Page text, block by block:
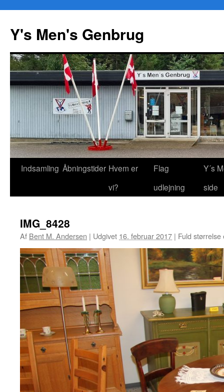
Y's Men's Genbrug
Hop
Indsamling Åbningstider Hvem er
vi?
Flag
udlejning
Y´s
side
IMG_8428
Af Bent M. Andersen | Udgivet 16. februar 2017 | Fuld